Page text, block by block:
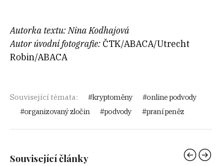
Autorka textu: Nina Kodhajová
Autor úvodní fotografie: ČTK/ABACA/Utrecht
Robin/ABACA
Související témata: kryptoměny
online podvody
organizovaný zločin
podvody praní peněz
Související články